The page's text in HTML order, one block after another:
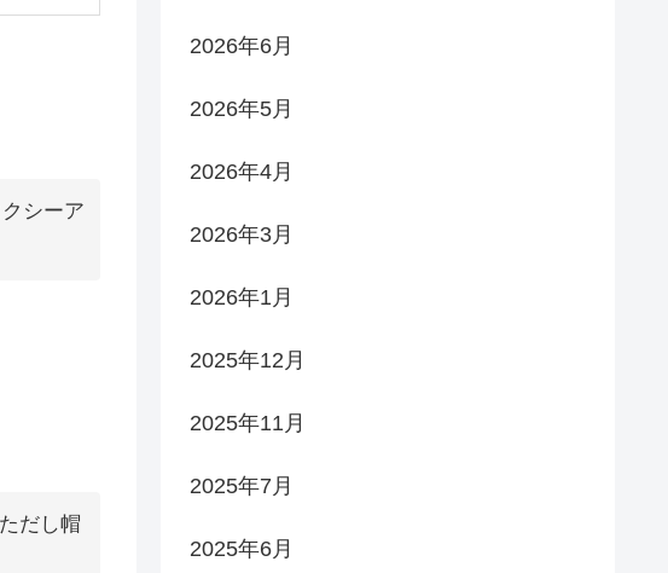
シーア
だし帽
2026年6月
2026年5月
2026年4月
2026年3月
2026年1月
2025年12月
2025年11月
2025年7月
2025年6月